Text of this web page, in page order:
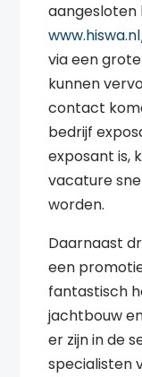
aangesloten
via een
kunnen
contact
bedrijf
exposant is,
vacature
worden.
Daarnaast
een
fantastisch
jachtbouw
er zijn in de
specialisten